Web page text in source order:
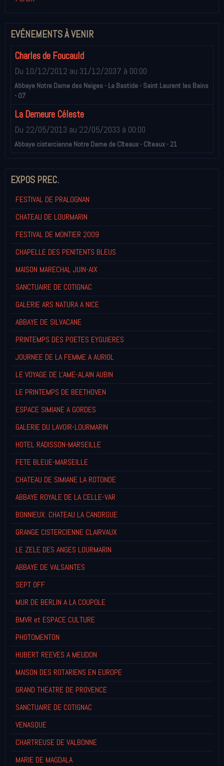
EVÉNEMENTS À VENIR
Charles de Foucauld
Du 10/12/2012 au 31/12/2037 à 00:00
Abbaye Notre Dame des Neiges - La Bastide - Saint Laurent les Bains
- 07
La Demeure Céleste
Du 22/05/2013 au 22/05/2033 à 00:00
Abbaye cistercienne Notre Dame de Cîteaux - Cîteaux - 21
EXPOS PREC.
FESTIVAL DE PRALOGNAN
CHATEAU DE LOURMARIN
FESTIVAL DE MONTIER 2009
CHAPELLE DES PENITENTS BLEUS
MAISON MARECHAL JUIN-AIX
SANCTUAIRE DE COTIGNAC
GALERIE ARS NATURA A NICE
ABBAYE DE SILVACANE
PRINTEMPS DES POETES EYGUIERES
JOURNEE DE LA FEMME A AURIOL
LE VOYAGE DE L'AME-ALAIN AUBIN
LE PRINTEMPS DE BEETHOVEN
ESPACE SIMIANE A GORDES
GALERIE DU LAVOIR-LOURMARIN
HOTEL RADISSON-MARSEILLE
FETE BLEUE-MARSEILLE
CHATEAU DE SIMIANE LA ROTONDE
ABBAYE ROYALE DE LA CELLE-VAR
BONNIEUX: CHATEAU LA CANORGUE
GRANGE CISTERCIENNE CLAIRVAUX
LE ZELE DES ANGES LOURMARIN
ABBAYE DE VALSAINTES
SEPT OFF
MUR DE BERLIN A LA COUPOLE
BMVR et ESPACE CULTURE
PHOTOMENTON
HUBERT REEVES A MEUDON
MAISON DES ROTARIENS EN EUROPE
GRAND THEATRE DE PROVENCE
SANCTUAIRE DE COTIGNAC
VENASQUE
CHARTREUSE DE VALBONNE
MARIE DE MAGDALA